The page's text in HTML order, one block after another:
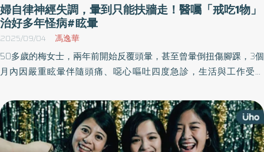
婦自律神經失調，暈到只能扶牆走！醫囑「戒吃1物」
治好多年怪病#眩暈
2025/09/04 馮逸華
50多歲的梅女士，兩年前開始反覆頭暈，甚至曾暈倒扭傷腳踝，3個
月內因嚴重眩暈伴隨頭痛、噁心嘔吐四度急診，生活與工作受影
足睡眠，但效果不佳。直到半年前轉求中醫調理，並調整作息、運
動與飲食，才擺脫頭暈頭痛，體力與氣色都明顯改善。